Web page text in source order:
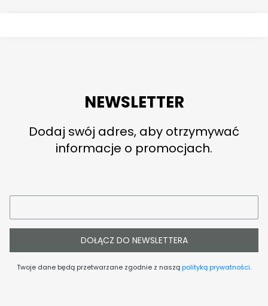
NEWSLETTER
Dodaj swój adres, aby otrzymywać
informacje o promocjach.
DOŁĄCZ DO NEWSLETTERA
Twoje dane będą przetwarzane zgodnie z nasząpolityką prywatności.